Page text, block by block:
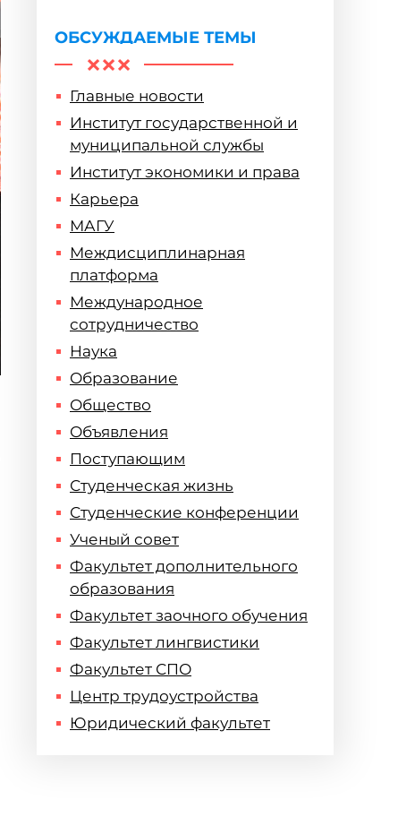
ОБСУЖДАЕМЫЕ ТЕМЫ
Главные новости
Институт государственной и
муниципальной службы
Институт экономики и права
Карьера
МАГУ
Междисциплинарная
платформа
Международное
сотрудничество
Наука
Образование
Общество
Объявления
Поступающим
Студенческая жизнь
Студенческие конференции
Ученый совет
Факультет дополнительного
образования
Факультет заочного обучения
Факультет лингвистики
Факультет СПО
Центр трудоустройства
Юридический факультет